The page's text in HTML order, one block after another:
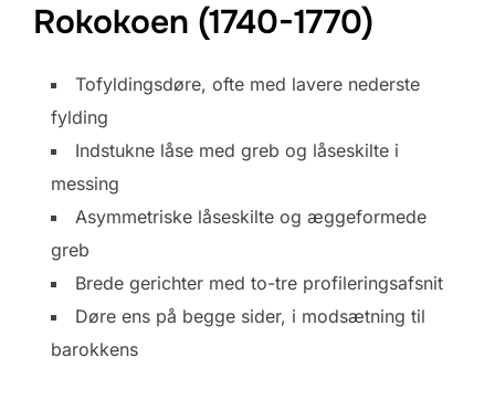
Rokokoen (1740-1770)
Tofyldingsdøre, ofte med lavere nederste
fylding
Indstukne låse med greb og låseskilte i
messing
Asymmetriske låseskilte og æggeformede
greb
Brede gerichter med to-tre profileringsafsnit
Døre ens på begge sider, i modsætning til
barokkens